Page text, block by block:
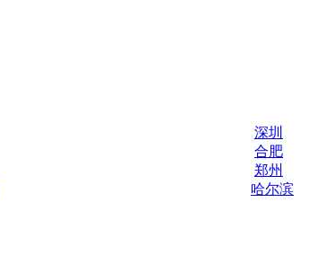
深圳
合肥
郑州
哈尔滨